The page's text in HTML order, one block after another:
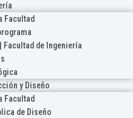
Facultad
Facultad de Ingeniería
y Diseño
Facultad
de Diseño